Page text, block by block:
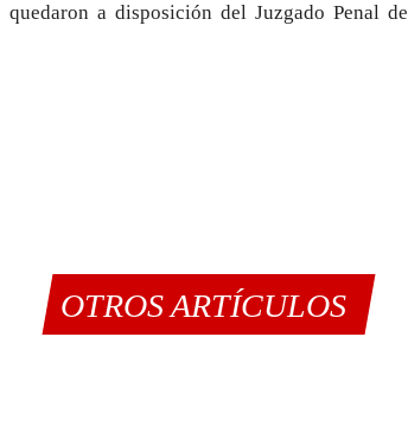
a disposición del Juzgado Penal de
OTROS ARTÍCULOS